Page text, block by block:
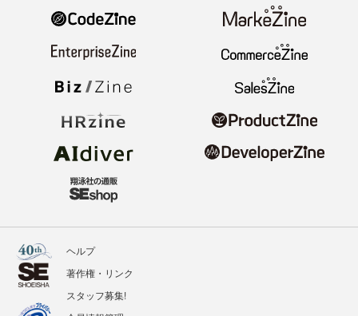
ヘルプ
著作権・リンク
スタッフ募集!